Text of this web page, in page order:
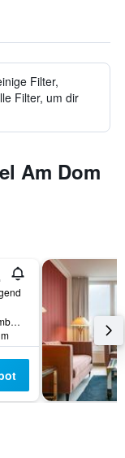
Filter,
Filter, um dir
Am Dom
4
Untere Sandstr. 32, Bamberg, Bayern, Deutschland